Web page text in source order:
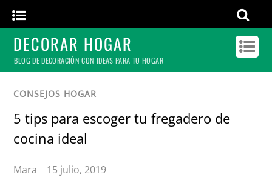
DECORAR HOGAR
BLOG DE DECORACIÓN CON IDEAS PARA TU HOGAR
CONSEJOS HOGAR
5 tips para escoger tu fregadero de
cocina ideal
Mara 15 julio, 2019